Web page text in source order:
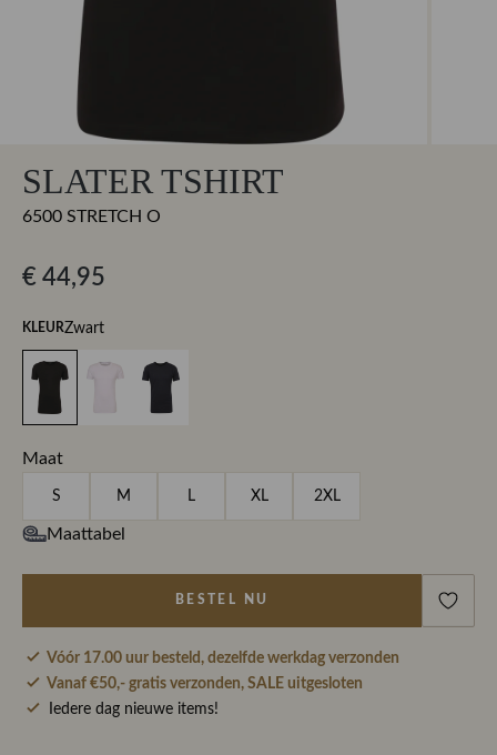
SLATER TSHIRT
6500 STRETCH O
€ 44,95
KLEURZwart
Maat
S M L XL 2XL
Maattabel
BESTEL NU
Vóór 17.00 uur besteld, dezelfde werkdag verzonden
Vanaf €50,- gratis verzonden, SALE uitgesloten
Iedere dag nieuwe items!